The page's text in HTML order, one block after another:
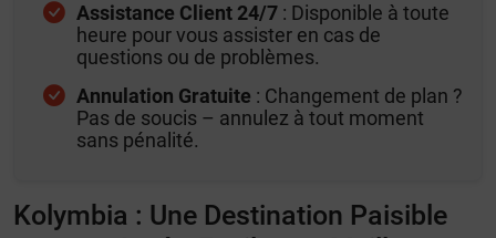
Assistance Client 24/7 : Disponible à toute
heure pour vous assister en cas de
questions ou de problèmes.
Annulation Gratuite : Changement de plan ?
Pas de soucis – annulez à tout moment
sans pénalité.
Kolymbia : Une Destination Paisible